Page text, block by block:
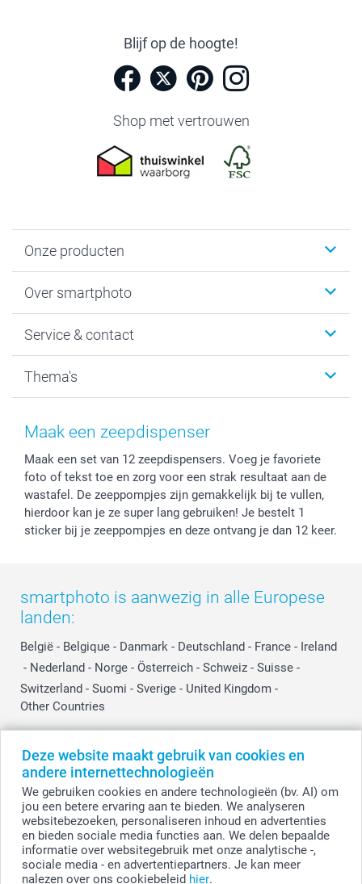
Deze website maakt gebruik van cookies en
andere internettechnologieën
We gebruiken cookies en andere technologieën (bv. AI) om
jou een betere ervaring aan te bieden. We analyseren
websitebezoeken, personaliseren inhoud en advertenties
en bieden sociale media functies aan. We delen bepaalde
informatie over websitegebruik met onze analytische -,
sociale media - en advertentiepartners. Je kan meer
nalezen over ons cookiebeleid hier.
Blijf op de hoogte!
Shop met vertrouwen
Onze producten
Fotoboeken
Fotocadeaus
Kaarten
Over smartphoto
Vacatures
Bestelproces
Herroepingsrecht
Cookiebeleid
Reviews
Prijslijst
Investor Relations
Service & contact
Tevredenheidsgarantie
Mijn orderstatus
smartfriends
service@smartphoto.nl
Affiliate partnerprogramma
Partnerships
Thema's
Baby
Vaderdag
Huwelijk
Maak een zeepdispenser
Maak een set van 12 zeepdispensers. Voeg je favoriete
foto of tekst toe en zorg voor een strak resultaat aan de
wastafel. De zeeppompjes zijn gemakkelijk bij te vullen,
hierdoor kan je ze super lang gebruiken! Je bestelt 1
sticker bij je zeeppompjes en deze ontvang je dan 12 keer.
smartphoto is aanwezig in alle Europese
landen:
België - Belgique - Danmark - Deutschland - France - Ireland
- Nederland - Norge - Österreich - Schweiz - Suisse -
Switzerland - Suomi - Sverige - United Kingdom -
Other Countries
© smartphoto group. Alle rechten voorbehouden.Disclaimer
Alle prijzen zijn in EURO (€) inclusief BTW en exclusief verzendkosten.